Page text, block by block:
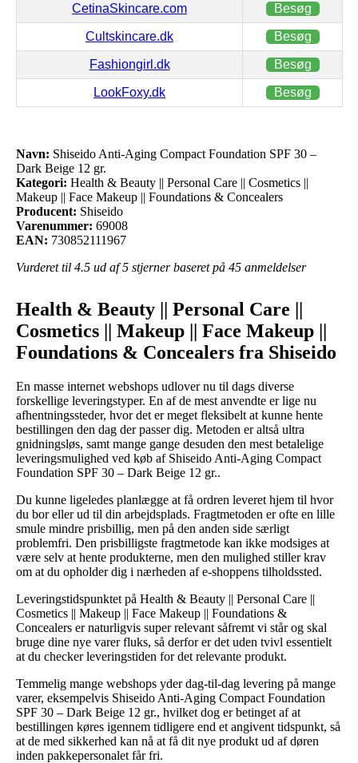
CetinaSkincare.com Besøg
Cultskincare.dk Besøg
Fashiongirl.dk Besøg
LookFoxy.dk Besøg
Navn: Shiseido Anti-Aging Compact Foundation SPF 30 –
Dark Beige 12 gr.
Kategori: Health & Beauty || Personal Care || Cosmetics ||
Makeup || Face Makeup || Foundations & Concealers
Producent: Shiseido
Varenummer: 69008
EAN: 730852111967
Vurderet til 4.5 ud af 5 stjerner baseret på 45 anmeldelser
Health & Beauty || Personal Care ||
Cosmetics || Makeup || Face Makeup ||
Foundations & Concealers fra Shiseido
En masse internet webshops udlover nu til dags diverse
forskellige leveringstyper. En af de mest anvendte er lige nu
afhentningssteder, hvor det er meget fleksibelt at kunne hente
bestillingen den dag der passer dig. Metoden er altså ultra
gnidningsløs, samt mange gange desuden den mest betalelige
leveringsmulighed ved køb af Shiseido Anti-Aging Compact
Foundation SPF 30 – Dark Beige 12 gr..
Du kunne ligeledes planlægge at få ordren leveret hjem til hvor
du bor eller ud til din arbejdsplads. Fragtmetoden er ofte en lille
smule mindre prisbillig, men på den anden side særligt
problemfri. Den prisbilligste fragtmetode kan ikke modsiges at
være selv at hente produkterne, men den mulighed stiller krav
om at du opholder dig i nærheden af e-shoppens tilholdssted.
Leveringstidspunktet på Health & Beauty || Personal Care ||
Cosmetics || Makeup || Face Makeup || Foundations &
Concealers er naturligvis super relevant såfremt vi står og skal
bruge dine nye varer fluks, så derfor er det uden tvivl essentielt
at du checker leveringstiden for det relevante produkt.
Temmelig mange webshops yder dag-til-dag levering på mange
varer, eksempelvis Shiseido Anti-Aging Compact Foundation
SPF 30 – Dark Beige 12 gr., hvilket dog er betinget af at
bestillingen køres igennem tidligere end et angivent tidspunkt, så
at de med sikkerhed kan nå at få dit nye produkt ud af døren
inden pakkepersonalet får fri.